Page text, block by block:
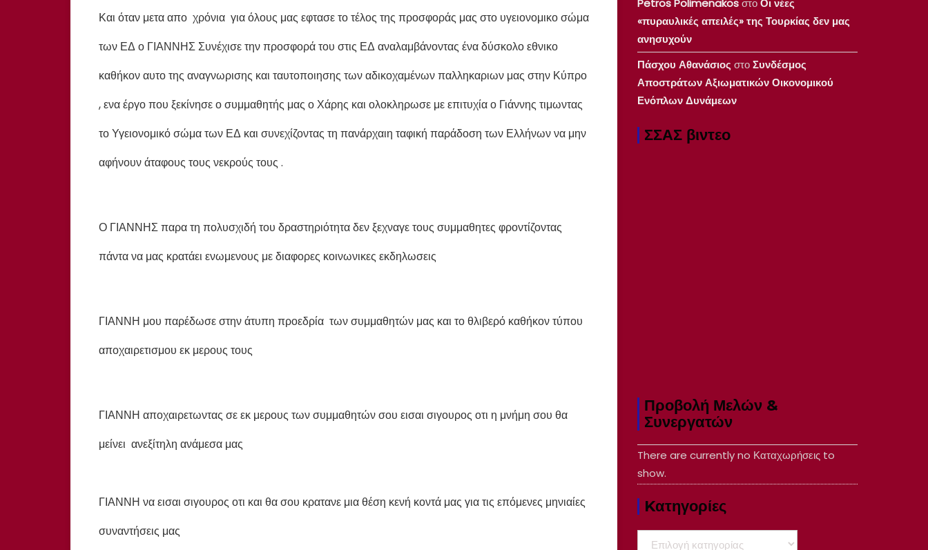
Και όταν μετα απο χρόνια για όλους μας εφτασε το τέλος της προσφοράς μας στο υγειονομικο σώμα
των ΕΔ ο ΓΙΑΝΝΗΣ Συνέχισε την προσφορά του στις ΕΔ αναλαμβάνοντας ένα δύσκολο εθνικο
καθήκον αυτο της αναγνωρισης και ταυτοποιησης των αδικοχαμένων παλληκαριων μας στην Κύπρο
, ενα έργο που ξεκίνησε ο συμμαθητής μας ο Χάρης και ολοκληρωσε με επιτυχία ο Γιάννης τιμωντας
το Υγειονομικό σώμα των ΕΔ και συνεχίζοντας τη πανάρχαιη ταφική παράδοση των Ελλήνων να μην
αφήνουν άταφους τους νεκρούς τους .
Ο ΓΙΑΝΝΗΣ παρα τη πολυσχιδή του δραστηριότητα δεν ξεχναγε τους συμμαθητες φροντίζοντας
πάντα να μας κρατάει ενωμενους με διαφορες κοινωνικες εκδηλωσεις
ΓΙΑΝΝΗ μου παρέδωσε στην άτυπη προεδρία των συμμαθητών μας και το θλιβερό καθήκον τύπου
αποχαιρετισμου εκ μερους τους
ΓΙΑΝΝΗ αποχαιρετωντας σε εκ μερους των συμμαθητών σου εισαι σιγουρος οτι η μνήμη σου θα
μείνει ανεξίτηλη ανάμεσα μας
ΓΙΑΝΝΗ να εισαι σιγουρος οτι και θα σου κρατανε μια θέση κενή κοντά μας για τις επόμενες μηνιαίες
συναντήσεις μας
Petros PolimenakosστοΟι νέες
«πυραυλικές απειλές» της Τουρκίας δεν μας
ανησυχούν
Πάσχου Αθανάσιος στοΣυνδέσμος
Αποστράτων Αξιωματικών Οικονομικού
Ενόπλων Δυνάμεων
ΣΣΑΣ βιντεο
Προβολή Μελών &
Συνεργατών
There are currently no Καταχωρήσεις to
show.
Kατηγορίες
Kατηγορίες